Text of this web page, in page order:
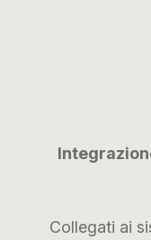
Collegati ai